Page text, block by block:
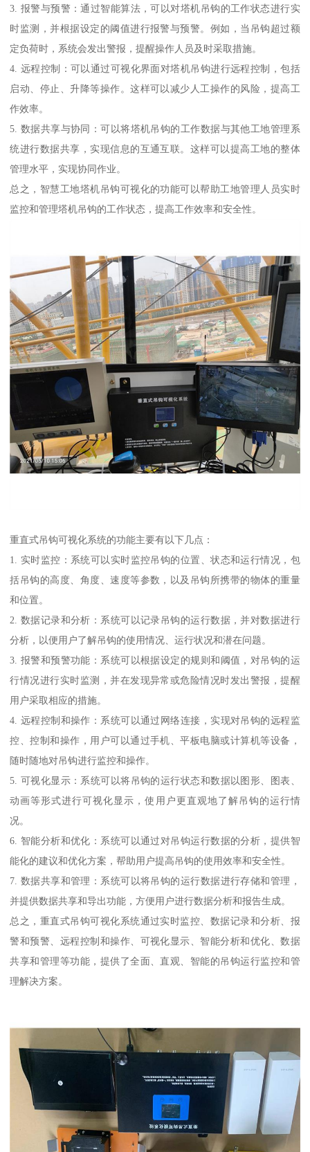
3. 报警与预警：通过智能算法，可以对塔机吊钩的工作状态进行实
时监测，并根据设定的阈值进行报警与预警。例如，当吊钩超过额
定负荷时，系统会发出警报，提醒操作人员及时采取措施。
4. 远程控制：可以通过可视化界面对塔机吊钩进行远程控制，包括
启动、停止、升降等操作。这样可以减少人工操作的风险，提高工
作效率。
5. 数据共享与协同：可以将塔机吊钩的工作数据与其他工地管理系
统进行数据共享，实现信息的互通互联。这样可以提高工地的整体
管理水平，实现协同作业。
总之，智慧工地塔机吊钩可视化的功能可以帮助工地管理人员实时
监控和管理塔机吊钩的工作状态，提高工作效率和安全性。
重直式吊钩可视化系统的功能主要有以下几点：
1. 实时监控：系统可以实时监控吊钩的位置、状态和运行情况，包
括吊钩的高度、角度、速度等参数，以及吊钩所携带的物体的重量
和位置。
2. 数据记录和分析：系统可以记录吊钩的运行数据，并对数据进行
分析，以便用户了解吊钩的使用情况、运行状况和潜在问题。
3. 报警和预警功能：系统可以根据设定的规则和阈值，对吊钩的运
行情况进行实时监测，并在发现异常或危险情况时发出警报，提醒
用户采取相应的措施。
4. 远程控制和操作：系统可以通过网络连接，实现对吊钩的远程监
控、控制和操作，用户可以通过手机、平板电脑或计算机等设备，
随时随地对吊钩进行监控和操作。
5. 可视化显示：系统可以将吊钩的运行状态和数据以图形、图表、
动画等形式进行可视化显示，使用户更直观地了解吊钩的运行情
况。
6. 智能分析和优化：系统可以通过对吊钩运行数据的分析，提供智
能化的建议和优化方案，帮助用户提高吊钩的使用效率和安全性。
7. 数据共享和管理：系统可以将吊钩的运行数据进行存储和管理，
并提供数据共享和导出功能，方便用户进行数据分析和报告生成。
总之，重直式吊钩可视化系统通过实时监控、数据记录和分析、报
警和预警、远程控制和操作、可视化显示、智能分析和优化、数据
共享和管理等功能，提供了全面、直观、智能的吊钩运行监控和管
理解决方案。